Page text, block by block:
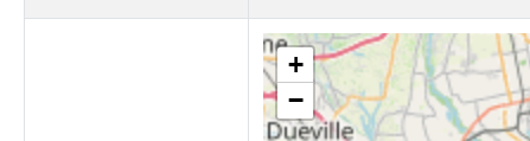
+
−